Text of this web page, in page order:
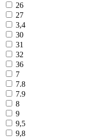
26
27
3,4
30
31
32
36
7
7.8
7.9
8
9
9,5
9,8